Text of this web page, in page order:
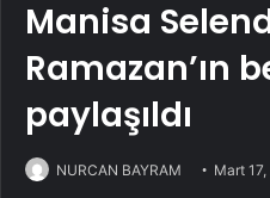
Manisa
Ramazan’ın
paylaşıldı
NURCAN BAYRAM Mart